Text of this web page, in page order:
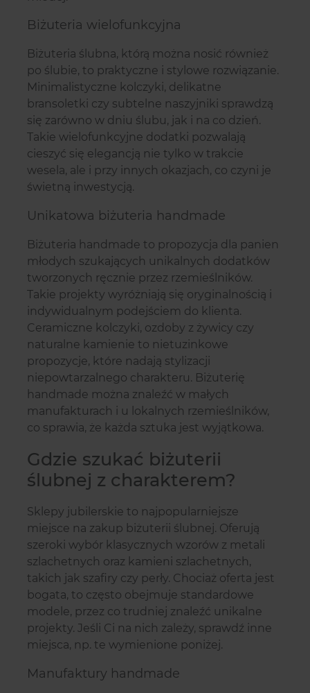
Biżuteria wielofunkcyjna
Biżuteria ślubna, którą można nosić również
po ślubie, to praktyczne i stylowe rozwiązanie.
Minimalistyczne kolczyki, delikatne
bransoletki czy subtelne naszyjniki sprawdzą
się zarówno w dniu ślubu, jak i na co dzień.
Takie wielofunkcyjne dodatki pozwalają
cieszyć się elegancją nie tylko w trakcie
wesela, ale i przy innych okazjach, co czyni je
świetną inwestycją.
Unikatowa biżuteria handmade
Biżuteria handmade to propozycja dla panien
młodych szukających unikalnych dodatków
tworzonych ręcznie przez rzemieślników.
Takie projekty wyróżniają się oryginalnością i
indywidualnym podejściem do klienta.
Ceramiczne kolczyki, ozdoby z żywicy czy
naturalne kamienie to nietuzinkowe
propozycje, które nadają stylizacji
niepowtarzalnego charakteru. Biżuterię
handmade można znaleźć w małych
manufakturach i u lokalnych rzemieślników,
co sprawia, że każda sztuka jest wyjątkowa.
Gdzie szukać biżuterii
ślubnej z charakterem?
Sklepy jubilerskie to najpopularniejsze
miejsce na zakup biżuterii ślubnej. Oferują
szeroki wybór klasycznych wzorów z metali
szlachetnych oraz kamieni szlachetnych,
takich jak szafiry czy perły. Chociaż oferta jest
bogata, to często obejmuje standardowe
modele, przez co trudniej znaleźć unikalne
projekty. Jeśli Ci na nich zależy, sprawdź inne
miejsca, np. te wymienione poniżej.
Manufaktury handmade